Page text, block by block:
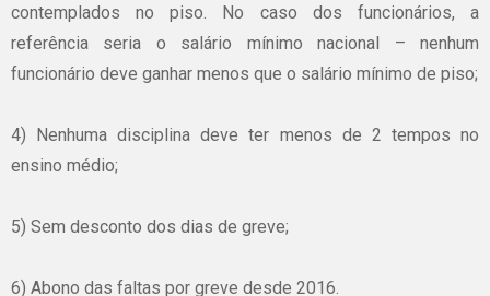
contemplados no piso. No caso dos funcionários, a
referência seria o salário mínimo nacional – nenhum
funcionário deve ganhar menos que o salário mínimo de piso;
4) Nenhuma disciplina deve ter menos de 2 tempos no
ensino médio;
5) Sem desconto dos dias de greve;
6) Abono das faltas por greve desde 2016.